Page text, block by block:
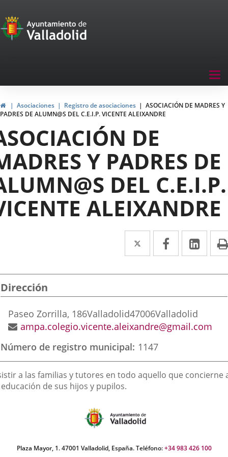
Portal
de
navegación
InicioAsociaciones Registro de asociaciones
ASOCIACIÓN DE MADRES Y
PADRES DE ALUMN@S DEL C.E.I.P. VICENTE ALEIXANDRE
DE
Y PADRES DE
DEL C.E.I.P.
ALEIXANDRE
Twitter
Enlace
a
una
externa.
Facebook
Enlace
a
una
externa.
a
una
Dirección
Dirección
postal
Paseo Zorrilla, 186Valladolid47006Valladolid
Dirección
correo
electrónico
ampa.colegio.vicente.aleixandre@gmail.com
Número de registro municipal 1147
a las familias y tutores en todo aquello que concierne
de sus hijos y pupilos.
Plaza Mayor, 1. 47001 Valladolid, España. Teléfono:+34 983 426 100